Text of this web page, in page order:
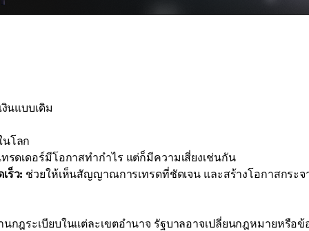
นแบบเดิม
โลก
ดเดอร์มีโอกาสทำกำไร แต่ก็มีความเสี่ยงเช่นกัน
ร็ว: ช่วยให้เห็นสัญญาณการเทรดที่ชัดเจน และสร้างโอกาสกระจ
ฎระเบียบในแต่ละเขตอำนาจ รัฐบาลอาจเปลี่ยนกฎหมายหรือข้